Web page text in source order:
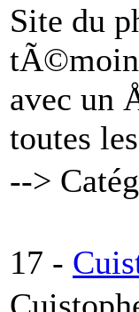
Site du
avec un
toutes
-->
17 -